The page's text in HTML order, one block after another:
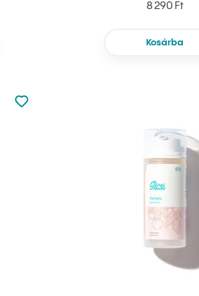
8 290 Ft
Kosárba
Nincsen hozzáadva a kedvencekhez
Hozzáadás a kedvencekhez